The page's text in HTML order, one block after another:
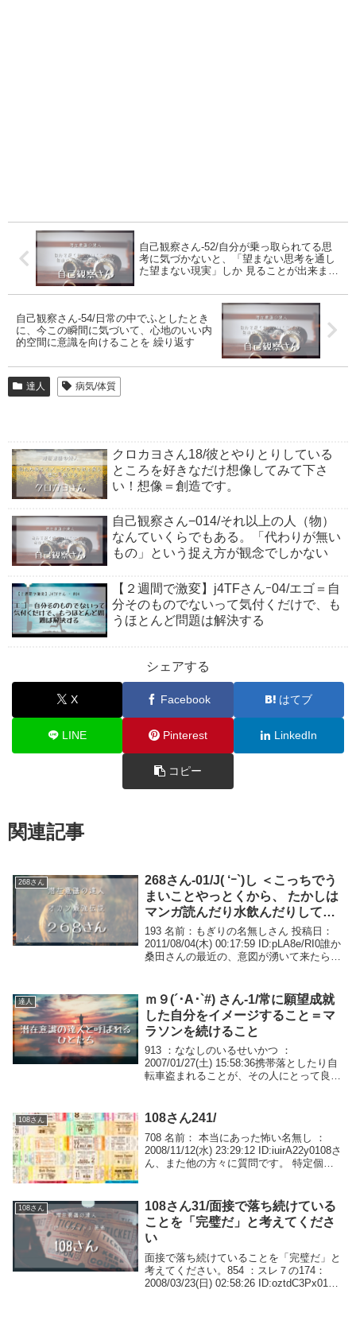
自己観察さん-52/自分が乗っ取られてる思
考に気づかないと、「望まない思考を通し
た望まない現実」しか 見ることが出来ませ
自己観察さん-54/日常の中でふとしたとき
に、今この瞬間に気づいて、心地のいい内
的空間に意識を向けることを 繰り返す
達人 病気/体質
クロカヨさん18/彼とやりとりしている
ところを好きなだけ想像してみて下さ
い！想像＝創造です。
自己観察さん−014/それ以上の人（物）
なんていくらでもある。「代わりが無い
もの」という捉え方が観念でしかない
【２週間で激変】j4TFさんｰ04/エゴ＝自
分そのものでないって気付くだけで、も
うほとんど問題は解決する
シェアする
X Facebook はてブ
LINE Pinterest LinkedIn
コピー
関連記事
268さん
268さん-01/J( ‘ｰ`)し ＜こっちでう
まいことやっとくから、 たかしは
マンガ読んだり水飲んだりしてて
いいからね
193 名前：もぎりの名無しさん 投稿日：
2011/08/04(木) 00:17:59 ID:pLA8e/RI0誰か
桑田さんの最近の、意図が湧いて来たら、
アンパンマン...
達人
ｍ９(´･A･`#) さん-1/常に願望成就
した自分をイメージすること＝マ
ラソンを続けること
913 ：ななしのいるせいかつ ：
2007/01/27(土) 15:58:36携帯落としたり自
転車盗まれることが、その人にとって良い
現実になっているのだから、総てに...
108さん 108さん241/
708 名前： 本当にあった怖い名無し ：
2008/11/12(水) 23:29:12 ID:iuirA22y0108さ
ん、また他の方々に質問です。 特定個人
これっ...
108さん
108さん31/面接で落ち続けている
ことを「完璧だ」と考えてくださ
い
面接で落ち続けていることを「完璧だ」と
考えてください。854 ：スレ７の174：
2008/03/23(日) 02:58:26 ID:oztdC3Px0108